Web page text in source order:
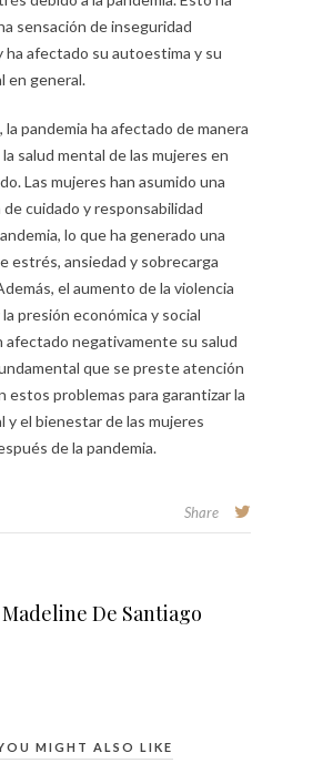
sensación de inseguridad
ha afectado su autoestima y su
en general.
la pandemia ha afectado de manera
salud mental de las mujeres en
Las mujeres han asumido una
de cuidado y responsabilidad
lo que ha generado una
estrés, ansiedad y sobrecarga
el aumento de la violencia
presión económica y social
afectado negativamente su salud
que se preste atención
estos problemas para garantizar la
y el bienestar de las mujeres
de la pandemia.
Share
Madeline De Santiago
MIGHT ALSO LIKE